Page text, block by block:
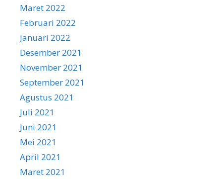
Maret 2022
Februari 2022
Januari 2022
Desember 2021
November 2021
September 2021
Agustus 2021
Juli 2021
Juni 2021
Mei 2021
April 2021
Maret 2021